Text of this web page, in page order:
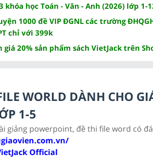
khóa học Toán - Văn - Anh (2026) lớp 1-
1000 đề VIP ĐGNL các trường
chỉ với 399k
giá 20% sản phẩm sách VietJack trên
WORLD DÀNH CHO
1-5
giảng powerpoint, đề thi file word có
Official